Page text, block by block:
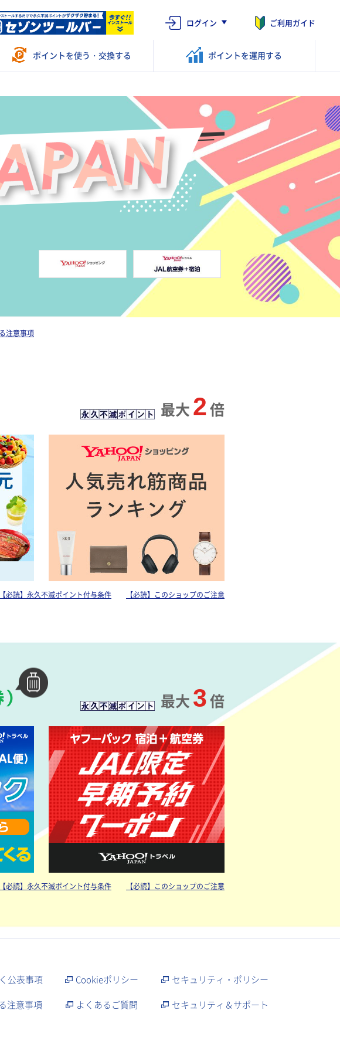
ログイン ご利用ガイド
ポイントを使う・交換する ポイントを運用する
注意事項
最大2倍
【必読】永久不滅ポイント付与条件 【必読】このショップのご注意
） 最大3倍
【必読】永久不滅ポイント付与条件 【必読】このショップのご注意
公表事項 Cookieポリシー
セキュリティ・ポリシー
注意事項 よくあるご質問
セキュリティ＆サポート